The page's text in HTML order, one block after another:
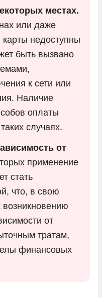
местах.
или даже
карты недоступны
быть вызвано
к сети или
Наличие
оплаты
случаях.
от
применение
стать
что, в свою
возникновению
от
тратам,
финансовых